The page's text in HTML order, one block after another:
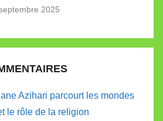
2025
Azihari parcourt les mondes
le rôle de la religion